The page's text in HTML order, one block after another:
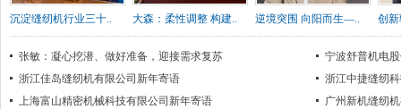
沉淀缝纫机行业三十.. 大森：柔性调整 构建.. 逆境突围 向阳而生—.. 创
张敏：凝心挖潜、做好准备，迎接需求复苏
宁波舒普机电
浙江佳岛缝纫机有限公司新年寄语
浙江中捷缝纫
上海富山精密机械科技有限公司新年寄语
广州新机缝纫